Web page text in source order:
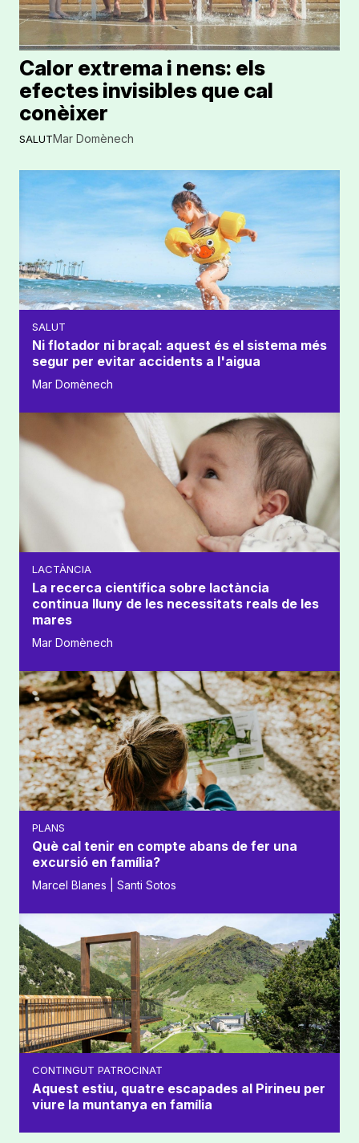
SALUT
Calor extrema i nens: els
efectes invisibles que cal
conèixer
Mar Domènech
SALUT
Ni flotador ni braçal: aquest és el sistema més
segur per evitar accidents a l'aigua
Mar Domènech
LACTÀNCIA
La recerca científica sobre lactància
continua lluny de les necessitats reals de les
mares
Mar Domènech
PLANS
Què cal tenir en compte abans de fer una
excursió en família?
Marcel Blanes | Santi Sotos
CONTINGUT PATROCINAT
Aquest estiu, quatre escapades al Pirineu per
viure la muntanya en família